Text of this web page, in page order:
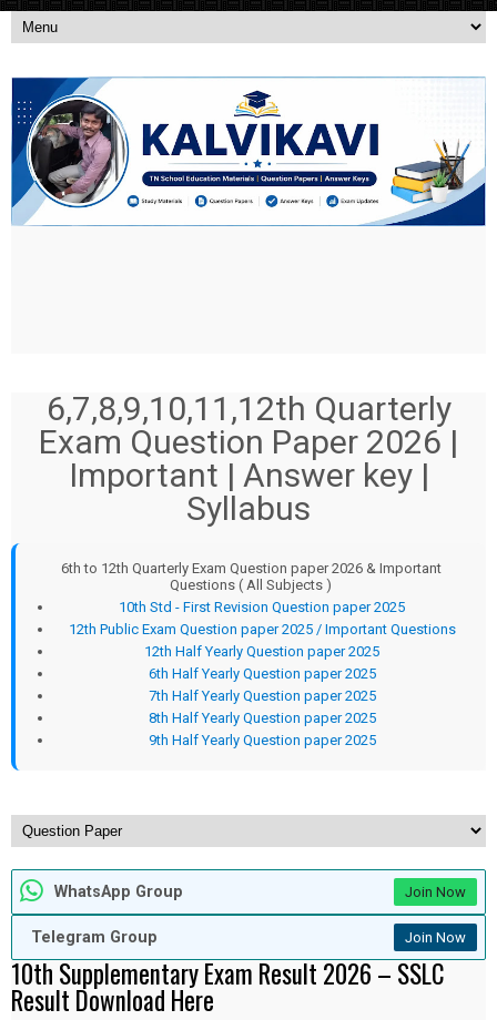
6,7,8,9,10,11,12th Quarterly
Exam Question Paper 2026 |
Important | Answer key |
Syllabus
6th to 12th Quarterly Exam Question paper 2026 & Important
Questions ( All Subjects )
10th Std - First Revision Question paper 2025
12th Public Exam Question paper 2025 / Important Questions
12th Half Yearly Question paper 2025
6th Half Yearly Question paper 2025
7th Half Yearly Question paper 2025
8th Half Yearly Question paper 2025
9th Half Yearly Question paper 2025
WhatsApp Group Join Now
Telegram Group Join Now
10th Supplementary Exam Result 2026 – SSLC
Result Download Here